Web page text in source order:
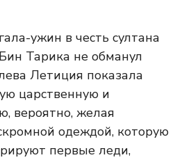
ужин в честь султана
Тарика не обманул
Летиция показала
царственную и
вероятно, желая
одеждой, которую
первые леди,